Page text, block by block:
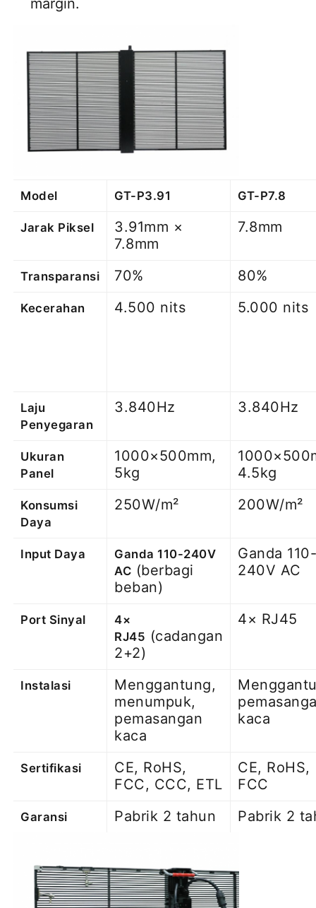
margin.
Model GT-P3.91 GT-P7.8
Jarak Piksel
3.91mm ×
7.8mm
7.8mm
Transparansi 70% 80%
Kecerahan 4.500 nits 5.000 nits
Laju
Penyegaran
3.840Hz 3.840Hz
Ukuran
Panel
1000×500mm,
5kg
4.5kg
Konsumsi
Daya
250W/m² 200W/m²
Input Daya
Ganda 110-240V
AC (berbagi
beban)
Ganda
240V AC
Port Sinyal
4×
RJ45 (cadangan
2+2)
4× RJ45
Instalasi
Menggantung,
menumpuk,
pemasangan
kaca
kaca
Sertifikasi
CE, RoHS,
FCC, CCC, ETL
CE, RoHS,
FCC
Garansi Pabrik 2 tahun Pabrik 2